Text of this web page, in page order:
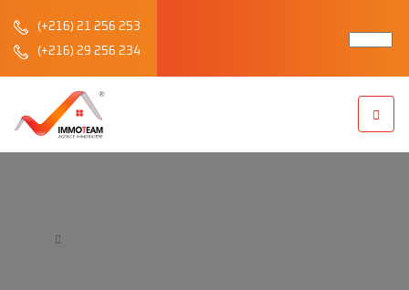
(+216) 21 256 253
(+216) 29 256 234